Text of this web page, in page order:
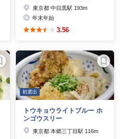
東京都 中目黒駅 193m
年末年始
3.56
初選出
トウキョウライトブルー ホ
ンゴウスリー
東京都 本郷三丁目駅 116m